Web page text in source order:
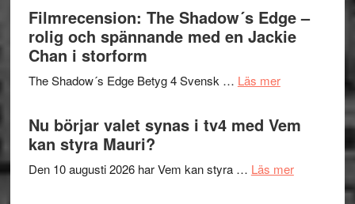
Pöntinen
avslutar
Scensommar
in
till
och
Filmrecension: The Shadow´s Edge –
rolig och spännande med en Jackie
Chan i storform
The Shadow´s Edge Betyg 4 Svensk … Läs merom
Filmrecension:
Shadow
Edge
Nu börjar valet synas i tv4 med Vem
kan styra Mauri?
Den 10 augusti 2026 har Vem kan styra … Läs merom